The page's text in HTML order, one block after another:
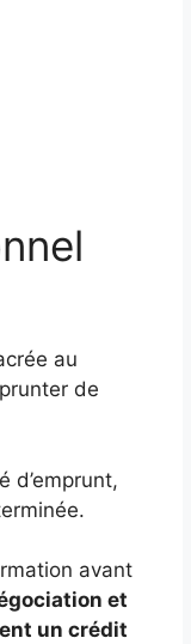
au
de
d’emprunt,
avant
et
un crédit